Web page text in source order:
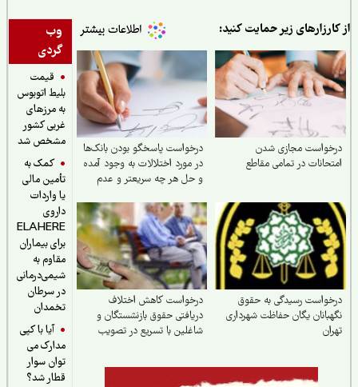
وب
گردی
قیمت
بلیط اتوبوس
به مرزهای
غربی کشور
مشخص شد
کمک به
تأمین مالی
یا واردات
داروی
ELAHERE
برای بیماران
مقاوم به
شیمی‌درمانی
در سرطان
تخمدان
آیا با کپی
مدارک می
توان سوار
قطار شد؟
زیر حمایت کنید:
مجازی شدن
در تمامی مقاطع
درخواست پاسخگو بودن بانک‌ها
در مورد اختلالات به وجود آمده
و حل هر چه سریعتر و عدم
رسیدگی به حقوق
یگان حفاظت شهرداری
درخواست کاهش اختلاف
دریافتی حقوق بازنشستگان و
شاغلین با تسریع در تصویب